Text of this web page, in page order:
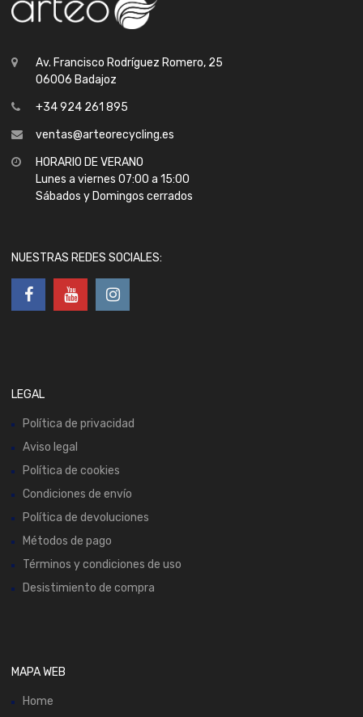
Av. Francisco Rodríguez Romero, 25
06006 Badajoz
+34 924 261 895
ventas@arteorecycling.es
HORARIO DE VERANO
Lunes a viernes 07:00 a 15:00
Sábados y Domingos cerrados
NUESTRAS REDES SOCIALES:
LEGAL
Política de privacidad
Aviso legal
Política de cookies
Condiciones de envío
Política de devoluciones
Métodos de pago
Términos y condiciones de uso
Desistimiento de compra
MAPA WEB
Home